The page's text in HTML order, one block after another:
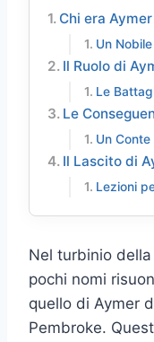
Chi era
Un
Il Ruolo di
Le
Le
Un
Il Lascito di
Lezioni
Nel turbinio
pochi nomi
quello di Aymer
Pembroke.